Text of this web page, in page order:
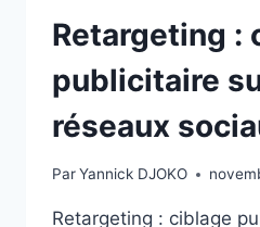
Retargeting :
publicitaire
réseaux
ParYannick DJOKO
Retargeting : ciblage